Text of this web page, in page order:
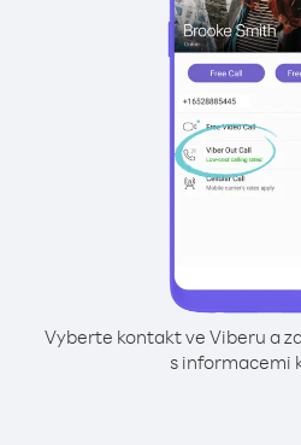
Vyberte kontakt ve Viberu a
s informacemi